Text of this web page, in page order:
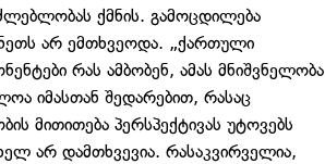
ქმნის. გამოცდილება
არ ემთხვეოდა. „ქართული
რას ამბობენ, ამას მნიშვნელობა
იმასთან შედარებით, რასაც
მითითება პერსპექტივას უტოვებს
არ დამთხვევია. რასაკვირველია,